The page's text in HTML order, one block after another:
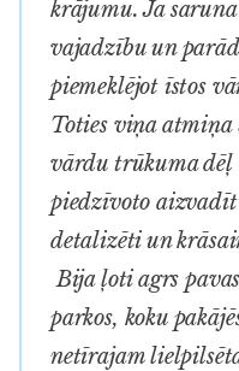
krājumu. Ja
vajadzību un
piemeklējot īstos
Toties viņa
vārdu trūkuma dēļ
piedzīvoto
detalizēti un
Bija ļoti agrs
parkos, koku
netīrajam